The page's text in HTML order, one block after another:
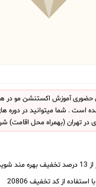
حضوری آموزش اکستنشن مو در
است . شما میتوانید در دوره
تهران (بهمراه محل اقامت)